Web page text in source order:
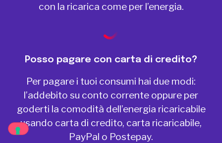
con la ricarica come per l’energia.
Posso pagare con carta di credito?
Per pagare i tuoi consumi hai due modi:
l’addebito su conto corrente oppure per
goderti la comodità dell’energia ricaricabile
usando carta di credito, carta ricaricabile,
PayPal o Postepay.